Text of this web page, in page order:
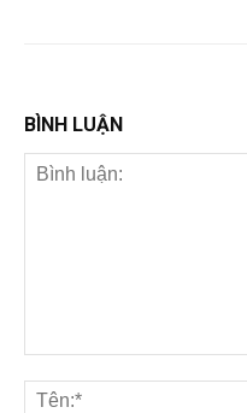
BÌNH LUẬN